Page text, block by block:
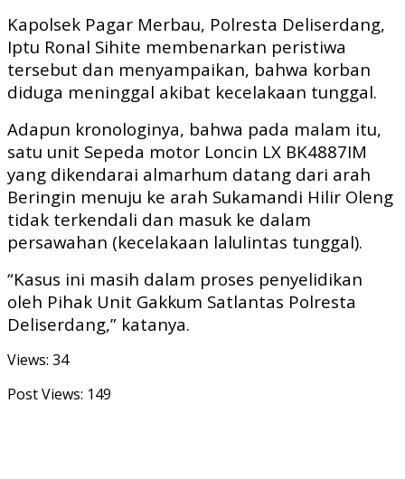
Kapolsek Pagar Merbau, Polresta Deliserdang,
Iptu Ronal Sihite membenarkan peristiwa
tersebut dan menyampaikan, bahwa korban
diduga meninggal akibat kecelakaan tunggal.
Adapun kronologinya, bahwa pada malam itu,
satu unit Sepeda motor Loncin LX BK4887IM
yang dikendarai almarhum datang dari arah
Beringin menuju ke arah Sukamandi Hilir Oleng
tidak terkendali dan masuk ke dalam
persawahan (kecelakaan lalulintas tunggal).
“Kasus ini masih dalam proses penyelidikan
oleh Pihak Unit Gakkum Satlantas Polresta
Deliserdang,” katanya.
Views: 34
Post Views: 149